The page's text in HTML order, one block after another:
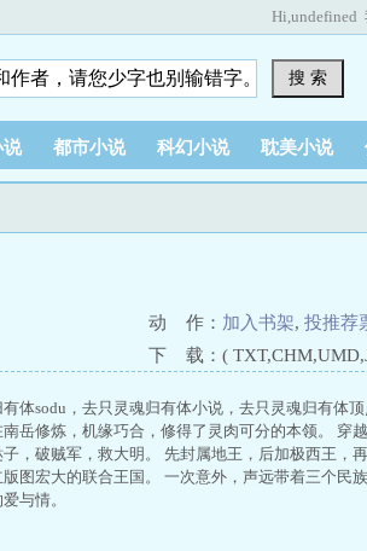
Hi,undefined
搜 索
说 都市小说 科幻小说 耽美小说
动 作： 加入书架, 投推荐
下 载：(
体sodu，去只灵魂归有体小说，去只灵魂归有体
岳修炼，机缘巧合，修得了灵肉可分的本领。 穿
，破贼军，救大明。 先封属地王，后加极西王，
图宏大的联合王国。 一次意外，声远带着三个民
与情。